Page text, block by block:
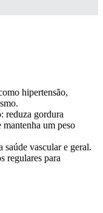
hipertensão,
reduza gordura
mantenha um peso
saúde vascular e geral.
regulares para